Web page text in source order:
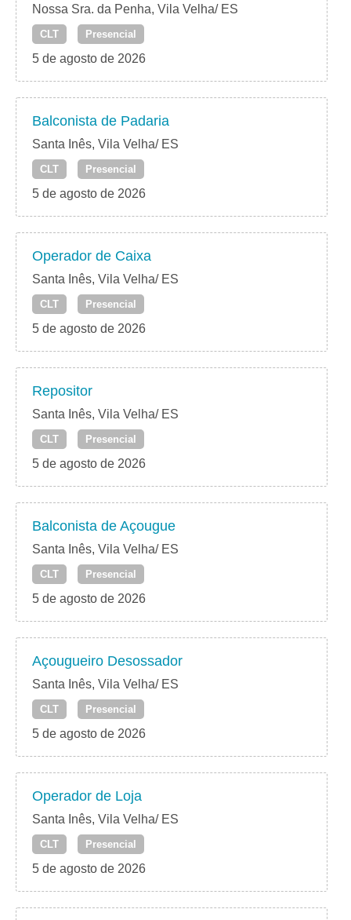
Nossa Sra. da Penha, Vila Velha/ ES
CLT Presencial
5 de agosto de 2026
Balconista de Padaria
Santa Inês, Vila Velha/ ES
CLT Presencial
5 de agosto de 2026
Operador de Caixa
Santa Inês, Vila Velha/ ES
CLT Presencial
5 de agosto de 2026
Repositor
Santa Inês, Vila Velha/ ES
CLT Presencial
5 de agosto de 2026
Balconista de Açougue
Santa Inês, Vila Velha/ ES
CLT Presencial
5 de agosto de 2026
Açougueiro Desossador
Santa Inês, Vila Velha/ ES
CLT Presencial
5 de agosto de 2026
Operador de Loja
Santa Inês, Vila Velha/ ES
CLT Presencial
5 de agosto de 2026